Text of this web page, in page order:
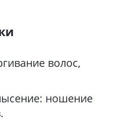
волос,
ношение